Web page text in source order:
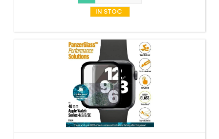
IN STOC